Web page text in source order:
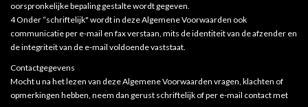
oorspronkelijke bepaling gestalte wordt gegeven.
4 Onder “schriftelijk" wordt in deze Algemene Voorwaarden ook
communicatie per e-mail en fax verstaan, mits de identiteit van de afzender en
de integriteit van de e-mail voldoende vaststaat.
Contactgegevens
Mocht u na het lezen van deze Algemene Voorwaarden vragen, klachten of
opmerkingen hebben, neem dan gerust schriftelijk of per e-mail contact met